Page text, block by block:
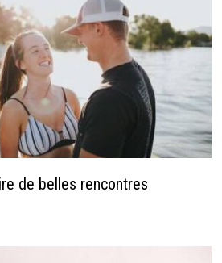
de belles rencontres